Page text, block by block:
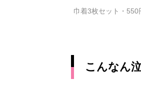
巾着3枚セット・550
こんなん